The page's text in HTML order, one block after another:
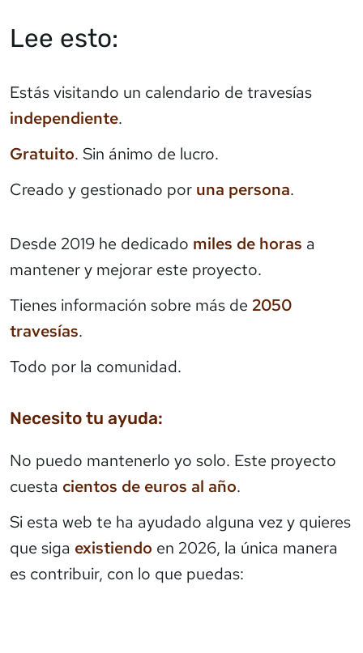
Lee esto:
Estás visitando un calendario de travesías
independiente.
Gratuito. Sin ánimo de lucro.
Creado y gestionado por una persona.
Desde 2019 he dedicado miles de horas a
mantener y mejorar este proyecto.
Tienes información sobre más de 2050
travesías.
Todo por la comunidad.
Necesito tu ayuda:
No puedo mantenerlo yo solo. Este proyecto
cuesta cientos de euros al año.
Si esta web te ha ayudado alguna vez y quieres
que siga existiendo en 2026, la única manera
es contribuir, con lo que puedas: